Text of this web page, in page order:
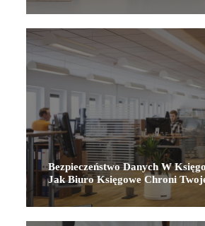
Bezpieczeństwo Danych W
Jak Biuro Księgowe Chroni